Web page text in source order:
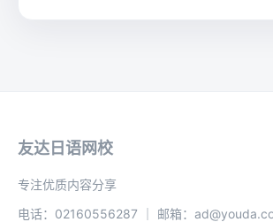
友达日语网校
专注优质内容分享
电话：02160556287 ｜ 邮箱：